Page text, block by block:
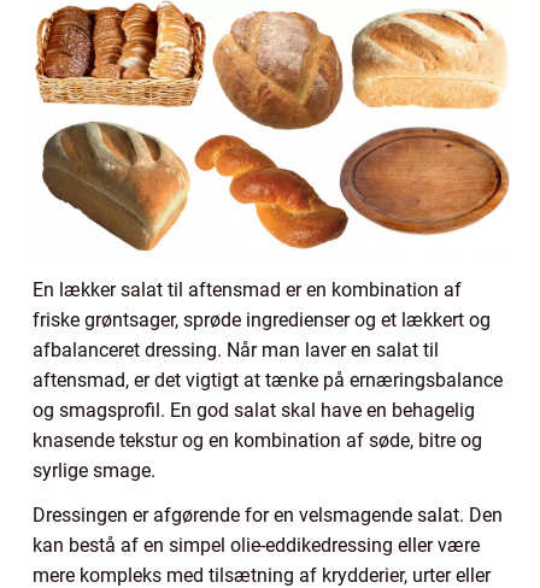
En lækker salat til aftensmad er en kombination af
friske grøntsager, sprøde ingredienser og et lækkert og
afbalanceret dressing. Når man laver en salat til
aftensmad, er det vigtigt at tænke på ernæringsbalance
og smagsprofil. En god salat skal have en behagelig
knasende tekstur og en kombination af søde, bitre og
syrlige smage.
Dressingen er afgørende for en velsmagende salat. Den
kan bestå af en simpel olie-eddikedressing eller være
mere kompleks med tilsætning af krydderier, urter eller